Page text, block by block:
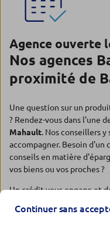
Agence ouverte
Nos agences
proximité de
Une question sur un
? Rendez-vous dans l'une
Mahault. Nos conseillers
accompagner. Besoin
conseils en matière
vos biens ou vos proches ?
Un crédit vous engage et
Continuer sans